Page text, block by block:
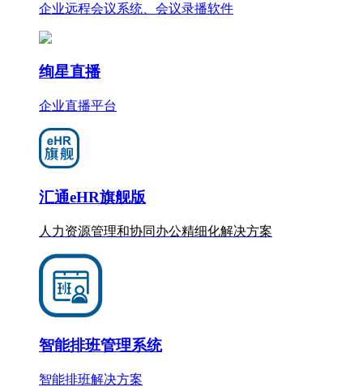
企业远程会议系统、会议录播软件
绚星直播
企业直播平台
汇通eHR旗舰版
人力资源管理和协同办公精细化解决方案
智能排班管理系统
智能排班解决方案